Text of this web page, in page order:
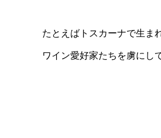
たとえばトスカーナで生ま
ワイン愛好家たちを虜にし